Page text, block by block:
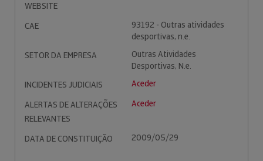
WEBSITE
CAE
93192 - Outras atividades
desportivas, n.e.
SETOR DA EMPRESA
Outras Atividades
Desportivas, N.e.
INCIDENTES JUDICIAIS
Aceder
ALERTAS DE ALTERAÇÕES
RELEVANTES
Aceder
DATA DE CONSTITUIÇÃO 2009/05/29